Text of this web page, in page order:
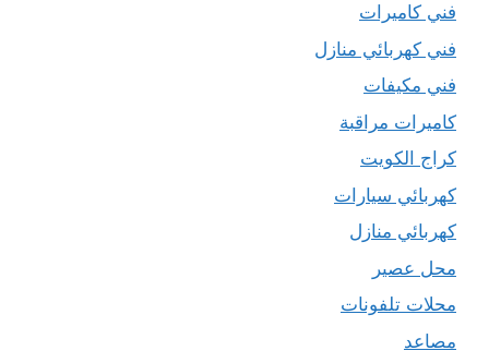
فني كاميرات
فني كهربائي منازل
فني مكيفات
كاميرات مراقبة
كراج الكويت
كهربائي سيارات
كهربائي منازل
محل عصير
محلات تلفونات
مصاعد